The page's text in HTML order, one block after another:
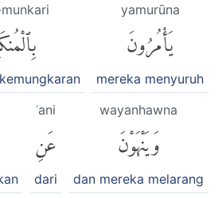
yamurūna
يَأْمُرُونَ
mereka menyuruh
wayanhawna
وَيَنْهَوْنَ
dan mereka melarang
ʿani
عَنِ
dari